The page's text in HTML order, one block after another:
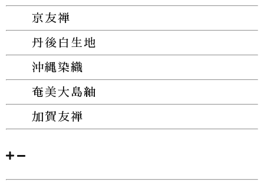
京友禅
丹後白生地
沖縄染織
奄美大島紬
加賀友禅